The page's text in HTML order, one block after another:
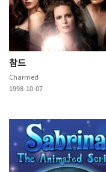
참드
Charmed
1998-10-07